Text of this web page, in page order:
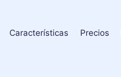
Características Precios